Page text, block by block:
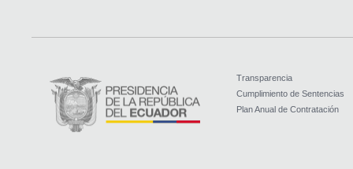
Transparencia
Cumplimiento de Sentencias
Plan Anual de Contratación